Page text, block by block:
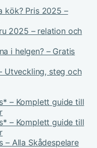
kök? Pris 2025 –
2025 – relation och
i helgen? – Gratis
Utveckling, steg och
– Komplett guide till
– Komplett guide till
– Alla Skådespelare